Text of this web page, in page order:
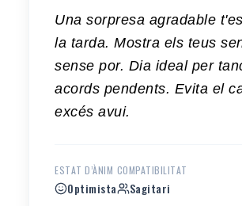
Una sorpresa agradable
la tarda. Mostra els teus
sense por. Dia ideal per
acords pendents. Evita el
excés avui.
ESTAT D’ÀNIM
Optimista
COMPATIBILITAT
Sagitari